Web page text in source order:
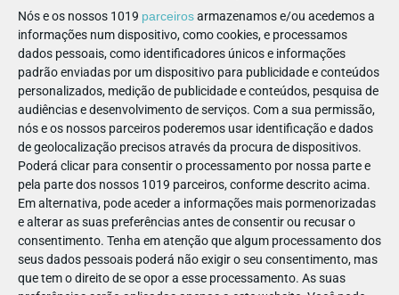
Nós e os nossos 1019 parceirosarmazenamos e/ou acedemos a
informações num dispositivo, como cookies, e processamos
dados pessoais, como identificadores únicos e informações
padrão enviadas por um dispositivo para publicidade e conteúdos
personalizados, medição de publicidade e conteúdos, pesquisa de
audiências e desenvolvimento de serviços. Com a sua permissão,
nós e os nossos parceiros poderemos usar identificação e dados
de geolocalização precisos através da procura de dispositivos.
Poderá clicar para consentir o processamento por nossa parte e
pela parte dos nossos 1019 parceiros, conforme descrito acima.
Em alternativa, pode aceder a informações mais pormenorizadas
e alterar as suas preferências antes de consentir ou recusar o
consentimento. Tenha em atenção que algum processamento dos
seus dados pessoais poderá não exigir o seu consentimento, mas
que tem o direito de se opor a esse processamento. As suas
3. Planear a Logística
Confirme todas as informações úteis: transporte, horários e
autorizações devem ser tratados com antecedência.
Descubra quanto tempo antes tem de fazer a marcação, qual
a capacidade do espaço (n.º de crianças), se há
estacionamento grátis e área dedicada ao
lanche/alimentação, assim como as formas de pagamento.
4. Envolver os Alunos
Partilhe informações sobre o que vão ver e como devem
comportar-se. Atribua diferentes tarefas para se